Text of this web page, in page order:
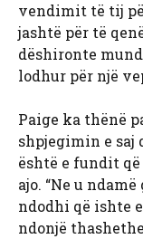
vendimit të tij
jashtë për të
dëshironte
lodhur për një
Paige ka thënë
shpjegimin e saj
është e fundit
ajo. “Ne u
ndodhi që ishte
ndonjë